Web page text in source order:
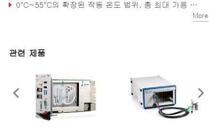
0°C~55°C의 확장된 작동 온도 범위, 총 최대 가용 전력: 55°C에서 400W
More
관련 제품